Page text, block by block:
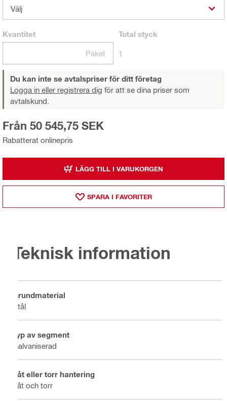
Välj
Kvantitet
Paket
Total styck
1
Du kan inte se avtalspriser för ditt företag
Logga in eller registrera dig för att se dina priser som
avtalskund.
Rabatterat onlinepris
Från 50 545,75 SEK
LÄGG TILL I VARUKORGEN
SPARA I FAVORITER
Teknisk information
Grundmaterial
Stål
Typ av segment
Galvaniserad
Våt eller torr hantering
Våt och torr